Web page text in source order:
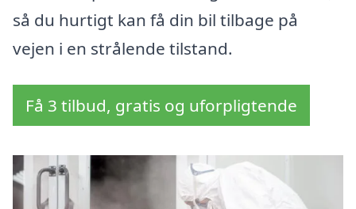
så du hurtigt kan få din bil tilbage på
vejen i en strålende tilstand.
Få 3 tilbud, gratis og uforpligtende